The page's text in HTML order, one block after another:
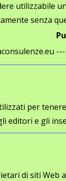
utilizzabile
senza
---
per
editori e gli
di siti Web